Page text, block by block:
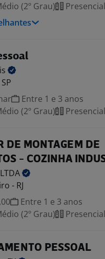
(2º Grau)
Presencial
Entre 1 e 3 anos
(2º Grau)
Presencial
DE MONTAGEM DE
- COZINHA
LTDA
- RJ
Entre 1 e 3 anos
(2º Grau)
Presencial
PESSOAL